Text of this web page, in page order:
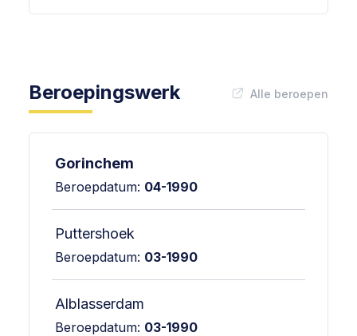
Beroepingswerk Alle beroepen
Gorinchem
Beroepdatum: 04-1990
Puttershoek
Beroepdatum: 03-1990
Alblasserdam
Beroepdatum: 03-1990